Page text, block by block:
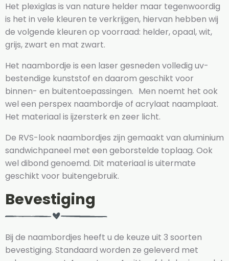
Het plexiglas is van nature helder maar tegenwoordig
is het in vele kleuren te verkrijgen, hiervan hebben wij
de volgende kleuren op voorraad: helder, opaal, wit,
grijs, zwart en mat zwart.
Het naambordje is een laser gesneden volledig uv-
bestendige kunststof en daarom geschikt voor
binnen- en buitentoepassingen. Men noemt het ook
wel een perspex naambordje of acrylaat naamplaat.
Het materiaal is ijzersterk en zeer licht.
De RVS-look naambordjes zijn gemaakt van aluminium
sandwichpaneel met een geborstelde toplaag. Ook
wel dibond genoemd. Dit materiaal is uitermate
geschikt voor buitengebruik.
Bevestiging
Bij de naambordjes heeft u de keuze uit 3 soorten
bevestiging. Standaard worden ze geleverd met